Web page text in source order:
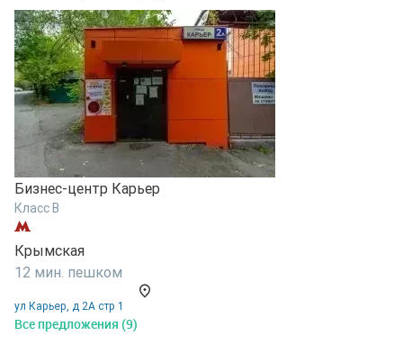
Бизнес-центр Карьер
Класс B
Крымская
12 мин. пешком
ул Карьер, д 2А стр 1
Все предложения (9)